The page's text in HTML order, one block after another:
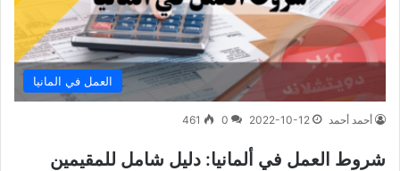
العمل في المانيا
أحمد أحمد 2022-10-12
0
461
شروط العمل في ألمانيا: دليل شامل للمقيمين